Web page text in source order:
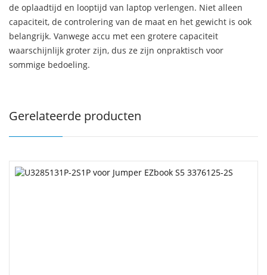
de oplaadtijd en looptijd van laptop verlengen. Niet alleen
capaciteit, de controlering van de maat en het gewicht is ook
belangrijk. Vanwege accu met een grotere capaciteit
waarschijnlijk groter zijn, dus ze zijn onpraktisch voor
sommige bedoeling.
Gerelateerde producten